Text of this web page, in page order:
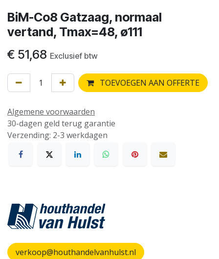
BiM-Co8 Gatzaag, normaal
vertand, Tmax=48, ø111
€ 51,68 Exclusief btw
TOEVOEGEN AAN OFFERTE
Algemene voorwaarden
30-dagen geld terug garantie
Verzending: 2-3 werkdagen
verkoop@houthandelvanhulst.nl